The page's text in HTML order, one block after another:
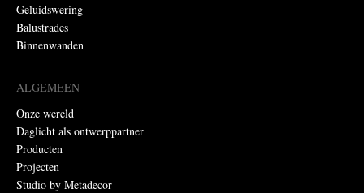
Geluidswering
Balustrades
Binnenwanden
ALGEMEEN
Onze wereld
Daglicht als ontwerppartner
Producten
Projecten
Studio by Metadecor